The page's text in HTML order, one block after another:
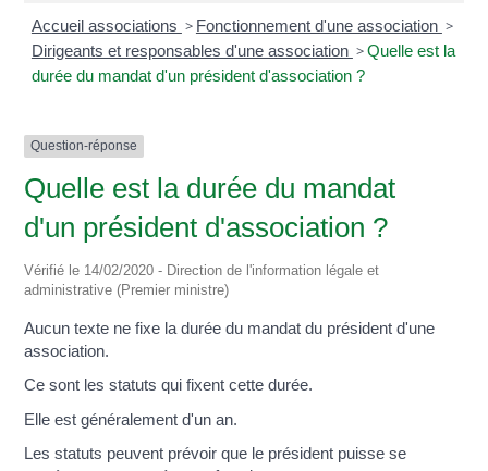
Accueil associations > Fonctionnement d'une association >
Dirigeants et responsables d'une association >Quelle est la
durée du mandat d'un président d'association ?
Question-réponse
Quelle est la durée du mandat
d'un président d'association ?
Vérifié le 14/02/2020 - Direction de l'information légale et
administrative (Premier ministre)
Aucun texte ne fixe la durée du mandat du président d'une
association.
Ce sont les statuts qui fixent cette durée.
Elle est généralement d'un an.
Les statuts peuvent prévoir que le président puisse se